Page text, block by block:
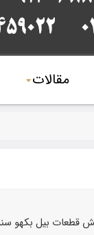
مقالات
قطعات بیل بکهو